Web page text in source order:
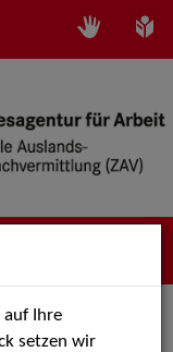
auf Ihre
setzen wir